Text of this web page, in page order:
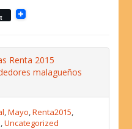
Renta 2015
malagueños
,Mayo ,Renta2015
,Uncategorized